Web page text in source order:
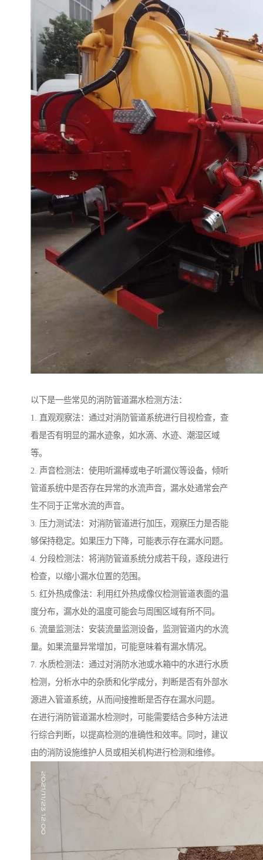
以下是一些常见的消防管道漏水检测方法：
1. 直观观察法：通过对消防管道系统进行目视检查，查
看是否有明显的漏水迹象，如水滴、水迹、潮湿区域
等。
2. 声音检测法：使用听漏棒或电子听漏仪等设备，倾听
管道系统中是否存在异常的水流声音，漏水处通常会产
生不同于正常水流的声音。
3. 压力测试法：对消防管道进行加压，观察压力是否能
够保持稳定。如果压力下降，可能表示存在漏水问题。
4. 分段检测法：将消防管道系统分成若干段，逐段进行
检查，以缩小漏水位置的范围。
5. 红外热成像法：利用红外热成像仪检测管道表面的温
度分布，漏水处的温度可能会与周围区域有所不同。
6. 流量监测法：安装流量监测设备，监测管道内的水流
量。如果流量异常增加，可能意味着有漏水情况。
7. 水质检测法：通过对消防水池或水箱中的水进行水质
检测，分析水中的杂质和化学成分，判断是否有外部水
源进入管道系统，从而间接推断是否存在漏水问题。
在进行消防管道漏水检测时，可能需要结合多种方法进
行综合判断，以提高检测的准确性和效率。同时，建议
由的消防设施维护人员或相关机构进行检测和维修。